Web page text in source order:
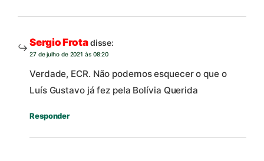
Sergio Frotadisse:
27 de julho de 2021 às 08:20
Verdade, ECR. Não podemos esquecer o que o
Luís Gustavo já fez pela Bolívia Querida
Responder